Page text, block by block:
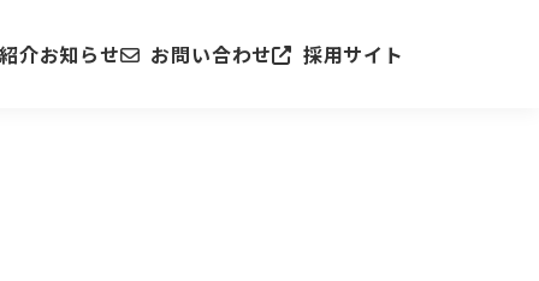
介お知らせ お問い合わせ 採用サイト